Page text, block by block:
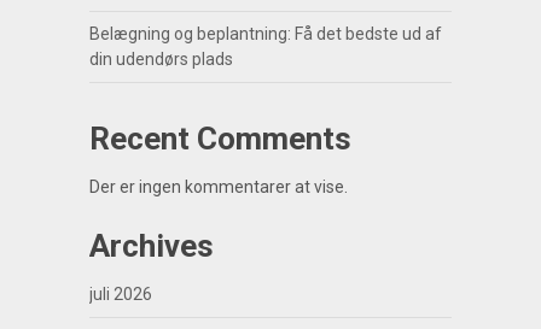
Belægning og beplantning: Få det bedste ud af
din udendørs plads
Recent Comments
Der er ingen kommentarer at vise.
Archives
juli 2026